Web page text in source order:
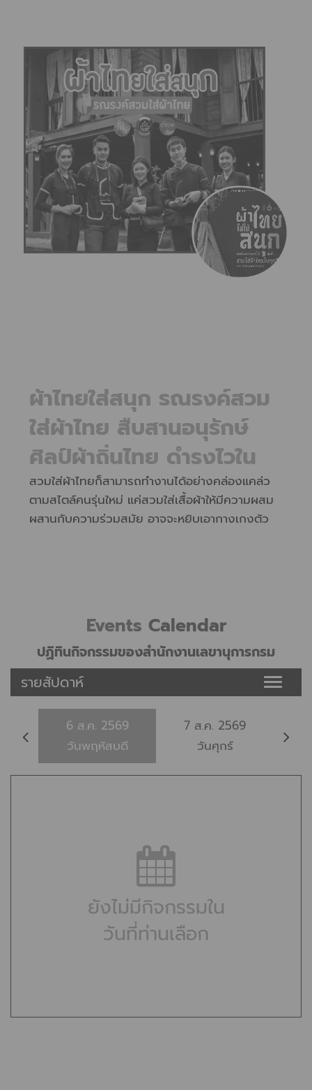
ผ้าไทยใส่สนุก รณรงค์สวม
ใส่ผ้าไทย สืบสานอนุรักษ์
ศิลป์ผ้าถิ่นไทย ดำรงไวใน
แผ่นดิน
สวมใส่ผ้าไทยก็สามารถทำงานได้อย่างคล่องแคล่ว
ตามสไตล์คนรุ่นใหม่ แค่สวมใส่เสื้อผ้าให้มีความผสม
ผสานกับความร่วมสมัย อาจจะหยิบเอากางเกงตัว
Events Calendar
ปฏิทินกิจกรรมของสำนักงานเลขานุการกรม
รายสัปดาห์
Toggle
6 ส.ค. 2569
วันพฤหัสบดี
7 ส.ค. 2569
วันศุกร์
ยังไม่มีกิจกรรมใน
วันที่ท่านเลือก